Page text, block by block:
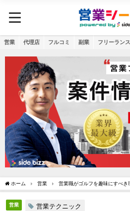
営業 代理店 フルコミ 副業 フリーランス
ホーム 営業 営業職がゴルフを趣味にすべ
営業 営業テクニック